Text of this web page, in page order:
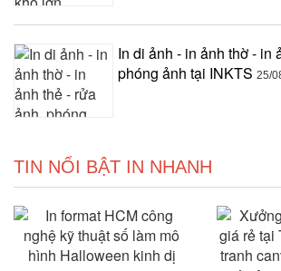
In di ảnh - in ảnh thờ - in
phóng ảnh tại INKTS 25/
TIN NỔI BẬT IN NHANH